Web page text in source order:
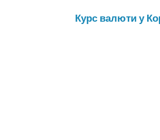
Курс валюти у